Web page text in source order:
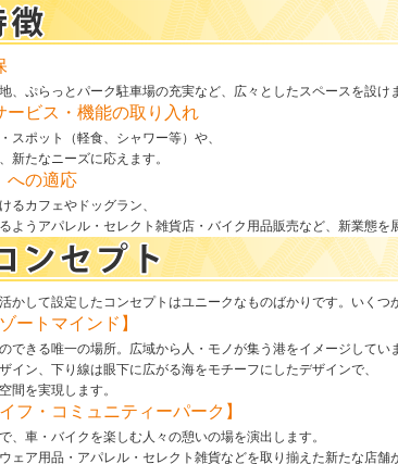
、ぷらっとパーク駐車場の充実など、広々としたスペースを設け
ービス・機能の取り入れ
スポット（軽食、シャワー等）や、
新たなニーズに応えます。
への適応
るカフェやドッグラン、
ようアパレル・セレクト雑貨店・バイク用品販売など、新業態を
かして設定したコンセプトはユニークなものばかりです。いくつ
トマインド】
できる唯一の場所。広域から人・モノが集う港をイメージしてい
イン、下り線は眼下に広がる海をモチーフにしたデザインで、
間を実現します。
・コミュニティーパーク】
、車・バイクを楽しむ人々の憩いの場を演出します。
ェア用品・アパレル・セレクト雑貨などを取り揃えた新たな店舗